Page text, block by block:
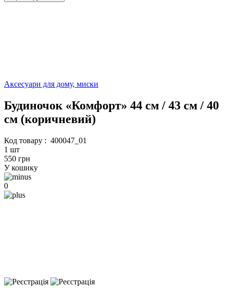
Аксесуари для дому, миски
Будиночок «Комфорт» 44 см / 43 см / 40
см (коричневий)
Код товару : 400047_01
1 шт
550 грн
У кошику
0